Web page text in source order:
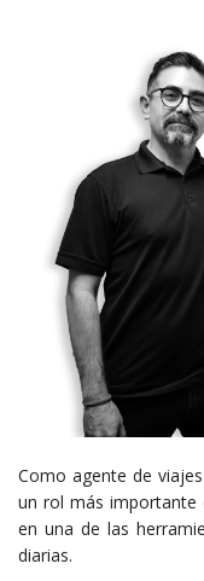
Como agente de
un rol más importante
en una de las
diarias.